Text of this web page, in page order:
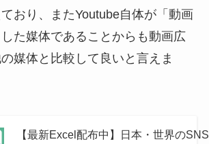
おり、またYoutube自体が「動画
た媒体であることからも動画広
媒体と比較して良いと言えま
【最新Excel配布中】日本・世界の